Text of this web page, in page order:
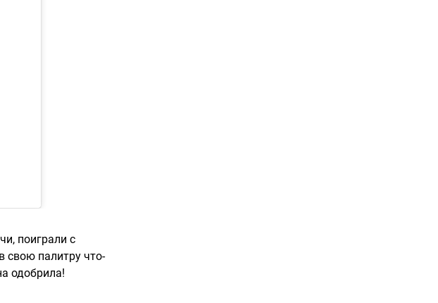
поиграли с
свою палитру что-
одобрила!